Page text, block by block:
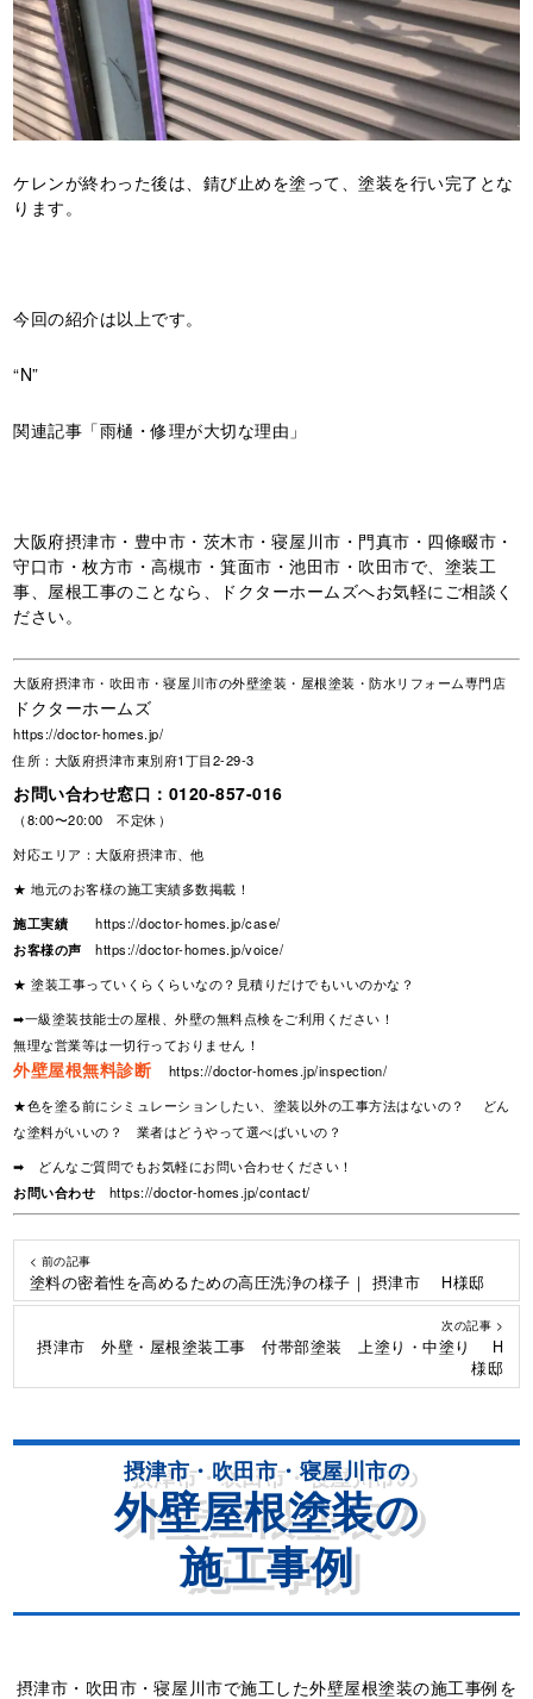
ケレンが終わった後は、錆び止めを塗って、塗装を行い完了とな
ります。
今回の紹介は以上です。
“N”
関連記事 「雨樋・修理が大切な理由」
大阪府摂津市・豊中市・茨木市・寝屋川市・門真市・四條畷市・
守口市・枚方市・高槻市・箕面市・池田市・吹田市で、塗装工
事、屋根工事のことなら、ドクターホームズへお気軽にご相談く
ださい。
大阪府摂津市・吹田市・寝屋川市の外壁塗装・屋根塗装・防水リフォーム専門店
ドクターホームズ
https://doctor-homes.jp/
住所：大阪府摂津市東別府1丁目2-29-3
お問い合わせ窓口： 0120-857-016
（8:00〜20:00 不定休）
対応エリア：大阪府摂津市、他
★ 地元のお客様の施工実績多数掲載！
施工実績
https://doctor-homes.jp/case/
お客様の声
https://doctor-homes.jp/voice/
★ 塗装工事っていくらくらいなの？見積りだけでもいいのかな？
➡一級塗装技能士の屋根、外壁の無料点検をご利用ください！
無理な営業等は一切行っておりません！
外壁屋根無料診断
https://doctor-homes.jp/inspection/
★色を塗る前にシミュレーションしたい、塗装以外の工事方法はないの？ どん
な塗料がいいの？ 業者はどうやって選べばいいの？
➡ どんなご質問でもお気軽にお問い合わせください！
お問い合わせ
https://doctor-homes.jp/contact/
< 前の記事
塗料の密着性を高めるための高圧洗浄の様子｜ 摂津市 H様邸
次の記事 >
摂津市 外壁・屋根塗装工事 付帯部塗装 上塗り・中塗り H
様邸
摂津市・吹田市・寝屋川市の
外壁屋根塗装の
施工事例
摂津市・吹田市・寝屋川市で施工した外壁屋根塗装の施工事例を